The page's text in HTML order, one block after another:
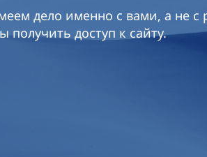
дело именно с вами, а не с
получить доступ к сайту.